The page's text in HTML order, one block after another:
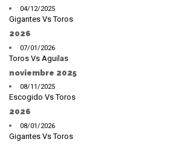
04/12/2025
Gigantes Vs Toros
2026
07/01/2026
Toros Vs Aguilas
noviembre 2025
08/11/2025
Escogido Vs Toros
2026
08/01/2026
Gigantes Vs Toros